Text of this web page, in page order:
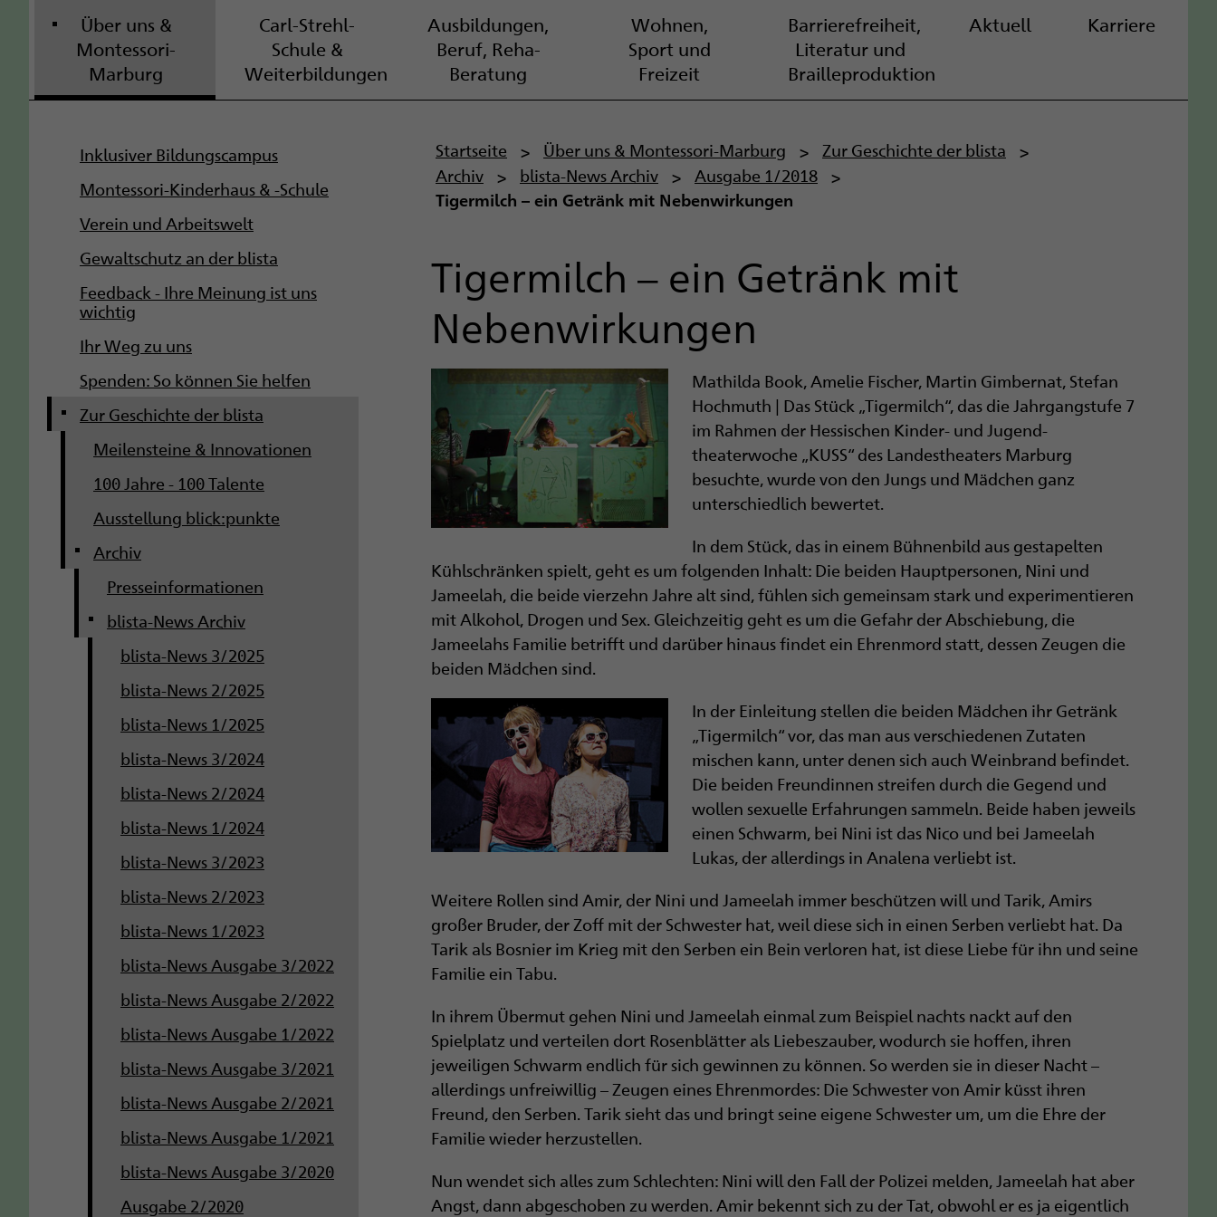
Über uns &
Montessori-
Marburg
Carl-Strehl-
Schule &
Weiterbildungen
Ausbildungen,
Beruf, Reha-
Beratung
Wohnen,
Sport und
Freizeit
Barrierefreiheit,
Literatur und
Brailleproduktion
Aktuell Karriere
g
o
Inklusiver Bildungscampus
Montessori-Kinderhaus & -Schule
Verein und Arbeitswelt
Gewaltschutz an der blista
Feedback - Ihre Meinung ist uns
wichtig
Ihr Weg zu uns
Spenden: So können Sie helfen
Zur Geschichte der blista
Meilensteine & Innovationen
100 Jahre - 100 Talente
Ausstellung blick:punkte
Archiv
Presseinformationen
blista-News Archiv
blista-News 3/2025
blista-News 2/2025
blista-News 1/2025
blista-News 3/2024
blista-News 2/2024
blista-News 1/2024
blista-News 3/2023
blista-News 2/2023
blista-News 1/2023
blista-News Ausgabe 3/2022
blista-News Ausgabe 2/2022
blista-News Ausgabe 1/2022
blista-News Ausgabe 3/2021
blista-News Ausgabe 2/2021
blista-News Ausgabe 1/2021
blista-News Ausgabe 3/2020
Ausgabe 2/2020
P
f
d
n
a
v
i
g
t
i
o
n
Startseite Über uns & Montessori-Marburg
Zur Geschichte der blista
Archiv
blista-News Archiv Ausgabe 1/2018
Tigermilch – ein Getränk mit Nebenwirkungen
Tigermilch – ein Getränk mit
Nebenwirkungen
Mathilda Book, Amelie Fischer, Martin Gimbernat, Stefan
Hochmuth | Das Stück „Tigermilch“, das die Jahrgangstufe 7
im Rahmen der Hessischen Kinder- und Jugend-
theaterwoche „KUSS“ des Landestheaters Marburg
besuchte, wurde von den Jungs und Mädchen ganz
unterschiedlich bewertet.
In dem Stück, das in einem Bühnenbild aus gestapelten
Kühlschränken spielt, geht es um folgenden Inhalt: Die beiden Hauptpersonen, Nini und
Jameelah, die beide vierzehn Jahre alt sind, fühlen sich gemeinsam stark und experimentieren
mit Alkohol, Drogen und Sex. Gleichzeitig geht es um die Gefahr der Abschiebung, die
Jameelahs Familie betrifft und darüber hinaus findet ein Ehrenmord statt, dessen Zeugen die
beiden Mädchen sind.
In der Einleitung stellen die beiden Mädchen ihr Getränk
„Tigermilch“ vor, das man aus verschiedenen Zutaten
mischen kann, unter denen sich auch Weinbrand befindet.
Die beiden Freundinnen streifen durch die Gegend und
wollen sexuelle Erfahrungen sammeln. Beide haben jeweils
einen Schwarm, bei Nini ist das Nico und bei Jameelah
Lukas, der allerdings in Analena verliebt ist.
Weitere Rollen sind Amir, der Nini und Jameelah immer beschützen will und Tarik, Amirs
großer Bruder, der Zoff mit der Schwester hat, weil diese sich in einen Serben verliebt hat. Da
Tarik als Bosnier im Krieg mit den Serben ein Bein verloren hat, ist diese Liebe für ihn und seine
Familie ein Tabu.
In ihrem Übermut gehen Nini und Jameelah einmal zum Beispiel nachts nackt auf den
Spielplatz und verteilen dort Rosenblätter als Liebeszauber, wodurch sie hoffen, ihren
jeweiligen Schwarm endlich für sich gewinnen zu können. So werden sie in dieser Nacht –
allerdings unfreiwillig – Zeugen eines Ehrenmordes: Die Schwester von Amir küsst ihren
Freund, den Serben. Tarik sieht das und bringt seine eigene Schwester um, um die Ehre der
Familie wieder herzustellen.
Nun wendet sich alles zum Schlechten: Nini will den Fall der Polizei melden, Jameelah hat aber
Angst, dann abgeschoben zu werden. Amir bekennt sich zu der Tat, obwohl er es ja eigentlich